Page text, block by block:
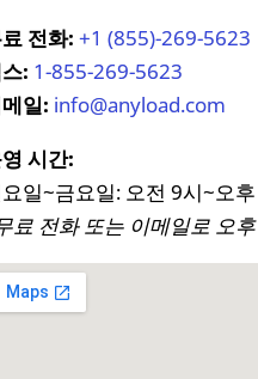
전화: +1 (855)-269-5623
: 1-855-269-5623
일: info@anyload.com
시간:
일~금요일: 오전 9시~오
료 전화 또는 이메일로 오